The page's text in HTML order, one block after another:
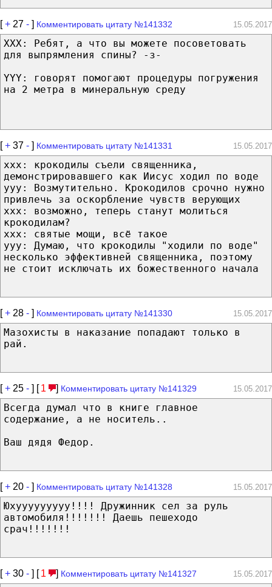
[+ 27 - ] Комментировать цитату №141332 15.05.2017
XXX: Ребят, а что вы можете посоветовать
для выпрямления спины? -з-
YYY: говорят помогают процедуры погружения
на 2 метра в минеральную среду
[+ 37 - ] Комментировать цитату №141331 15.05.2017
xxx: крокодилы съели священника,
демонстрировавшего как Иисус ходил по воде
yyy: Возмутительно. Крокодилов срочно нужно
привлечь за оскорбление чувств верующих
xxx: возможно, теперь станут молиться
крокодилам?
xxx: святые мощи, всё такое
yyy: Думаю, что крокодилы "ходили по воде"
несколько эффективней священника, поэтому
не стоит исключать их божественного начала
[+ 28 - ] Комментировать цитату №141330 15.05.2017
Мазохисты в наказание попадают только в
рай.
[+ 25 - ] [ 1 ] Комментировать цитату №141329 15.05.2017
Всегда думал что в книге главное
содержание, а не носитель..
Ваш дядя Федор.
[+ 20 - ] Комментировать цитату №141328 15.05.2017
Юхууууууууу!!!! Дружинник сел за руль
автомобиля!!!!!!! Даешь пешеходо
срач!!!!!!!
[+ 30 - ] [ 1 ] Комментировать цитату №141327 15.05.2017